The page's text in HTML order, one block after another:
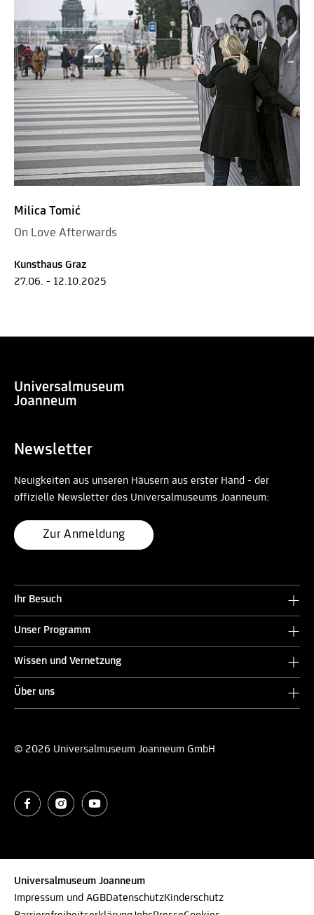
Milica Tomić
On Love Afterwards
Kunsthaus Graz
27.06. - 12.10.2025
Newsletter
Neuigkeiten aus unseren Häusern aus erster Hand - der
offizielle Newsletter des Universalmuseums Joanneum:
Zur Anmeldung
Ihr Besuch
Unser Programm
Wissen und Vernetzung
Über uns
© 2026 Universalmuseum Joanneum GmbH
Universalmuseum Joanneum
Impressum und AGBDatenschutzKinderschutz